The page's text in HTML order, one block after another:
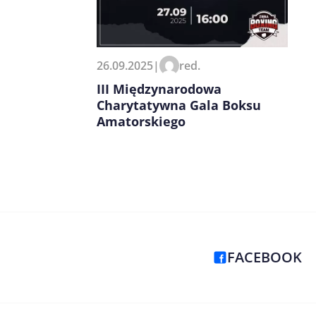
26.09.2025| red.
III Międzynarodowa
Charytatywna Gala Boksu
Amatorskiego
FACEBOOK